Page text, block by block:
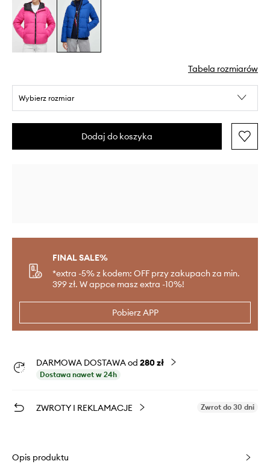
Tabela rozmiarów
Wybierz rozmiar
Dodaj do koszyka
FINAL SALE%
*extra -5% z kodem: OFF przy zakupach za min.
399 zł. W appce masz extra -10%!
Pobierz APP
DARMOWA DOSTAWA od 280 zł
Dostawa nawet w 24h
ZWROTY I REKLAMACJE Zwrot do 30 dni
Opis produktu